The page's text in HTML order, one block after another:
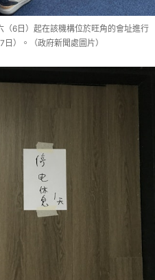
6日）起在該機構位於旺角的會址進行
）。（政府新聞處圖片）